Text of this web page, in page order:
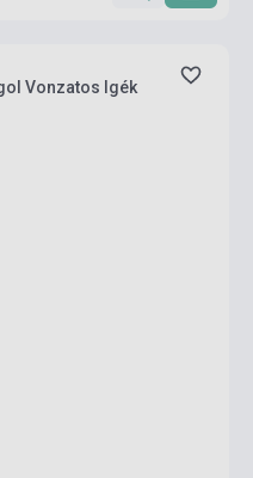
Vonzatos Igék